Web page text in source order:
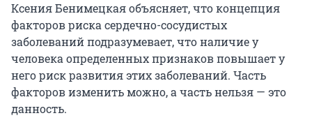
Ксения Бенимецкая объясняет, что концепция
факторов риска сердечно-сосудистых
заболеваний подразумевает, что наличие у
человека определенных признаков повышает у
него риск развития этих заболеваний. Часть
факторов изменить можно, а часть нельзя — это
данность.